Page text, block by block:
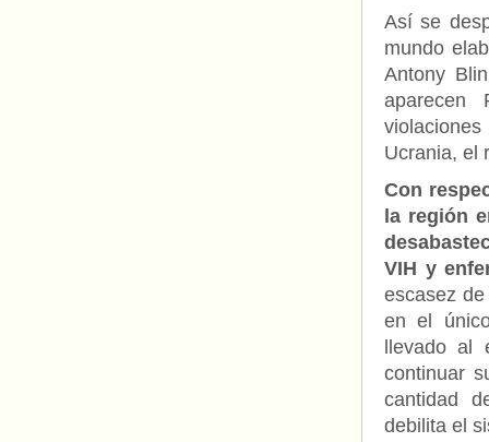
Así se
mundo
Antony
aparecen
Ucrania, el
Con
la región
VIH y
escasez
en el
llevado al
continuar
cantidad
debilita el